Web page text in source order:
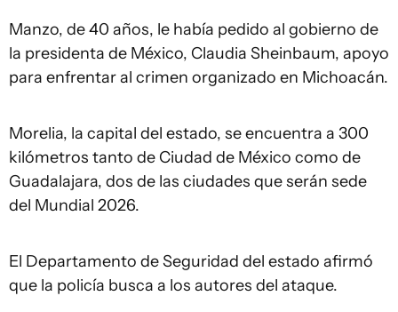
Manzo, de 40 años, le había pedido al gobierno de
la presidenta de México, Claudia Sheinbaum, apoyo
para enfrentar al crimen organizado en Michoacán.
Morelia, la capital del estado, se encuentra a 300
kilómetros tanto de Ciudad de México como de
Guadalajara, dos de las ciudades que serán sede
del Mundial 2026.
El Departamento de Seguridad del estado afirmó
que la policía busca a los autores del ataque.